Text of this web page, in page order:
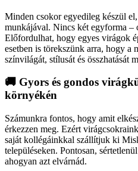
Minden csokor egyedileg készül
munkájával. Nincs két egyforma –
Előfordulhat, hogy egyes virágok
esetben is törekszünk arra, hogy a
színvilágát, stílusát és összhatását
🚚 Gyors és gondos
környékén
Számunkra fontos, hogy amit
érkezzen meg. Ezért
saját kollégáinkkal szállítjuk ki
településeken. Pontosan,
ahogyan azt elvárnád.